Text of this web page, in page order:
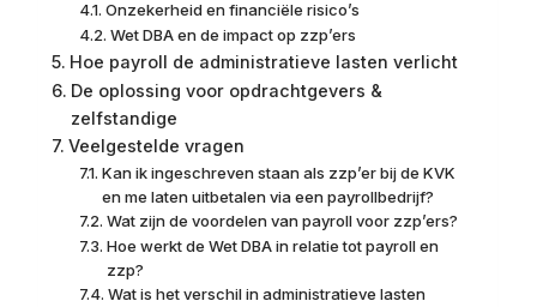
Onzekerheid en financiële risico’s
Wet DBA en de impact op zzp’ers
Hoe payroll de administratieve lasten verlicht
De oplossing voor opdrachtgevers &
zelfstandige
Veelgestelde vragen
Kan ik ingeschreven staan als zzp’er bij de KVK
en me laten uitbetalen via een payrollbedrijf?
Wat zijn de voordelen van payroll voor zzp’ers?
Hoe werkt de Wet DBA in relatie tot payroll en
zzp?
Wat is het verschil in administratieve lasten